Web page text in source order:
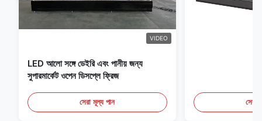
VIDEO
LED আলো সঙ্গে ডেইরি এবং পানীয় জন্য
সুপারমার্কেট ওপেন ডিসপ্লে ফ্রিজ
সেরা মূল্য পান সেরা